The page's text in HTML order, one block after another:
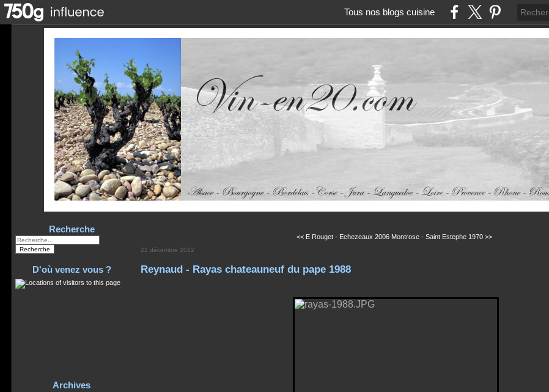
Tous nos blogs cuisine
Recherche
D'où venez vous ?
Archives
<< E Rouget - Echezeaux 2006 Montrose - Saint Estephe 1970 >>
21 décembre 2012
Reynaud - Rayas chateauneuf du pape 1988